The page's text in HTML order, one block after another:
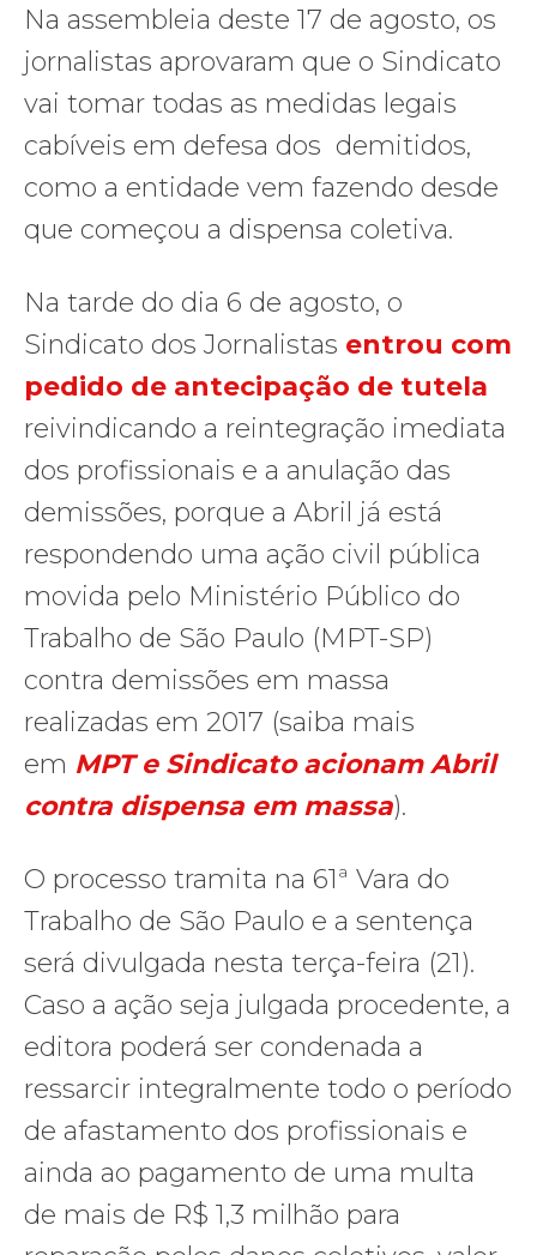
Na assembleia deste 17 de agosto, os
jornalistas aprovaram que o Sindicato
vai tomar todas as medidas legais
cabíveis em defesa dos demitidos,
como a entidade vem fazendo desde
que começou a dispensa coletiva.
Na tarde do dia 6 de agosto, o
Sindicato dos Jornalistas entrou com
pedido de antecipação de tutela
reivindicando a reintegração imediata
dos profissionais e a anulação das
demissões, porque a Abril já está
respondendo uma ação civil pública
movida pelo Ministério Público do
Trabalho de São Paulo (MPT-SP)
contra demissões em massa
realizadas em 2017 (saiba mais
em MPT e Sindicato acionam Abril
contra dispensa em massa).
O processo tramita na 61ª Vara do
Trabalho de São Paulo e a sentença
será divulgada nesta terça-feira (21).
Caso a ação seja julgada procedente, a
editora poderá ser condenada a
ressarcir integralmente todo o período
de afastamento dos profissionais e
ainda ao pagamento de uma multa
de mais de R$ 1,3 milhão para